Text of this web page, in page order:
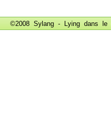
©2008 Sylang - Lying dans le